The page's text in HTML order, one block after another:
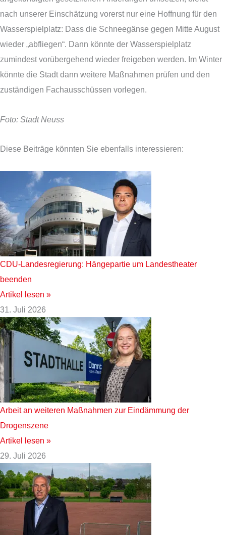
nach unserer Einschätzung vorerst nur eine Hoffnung für den
Wasserspielplatz: Dass die Schneegänse gegen Mitte August
wieder „abfliegen“. Dann könnte der Wasserspielplatz
zumindest vorübergehend wieder freigeben werden. Im Winter
könnte die Stadt dann weitere Maßnahmen prüfen und den
zuständigen Fachausschüssen vorlegen.
Foto: Stadt Neuss
Diese Beiträge könnten Sie ebenfalls interessieren:
CDU-Landesregierung: Hängepartie um Landestheater
beenden
Artikel lesen »
31. Juli 2026
Arbeit an weiteren Maßnahmen zur Eindämmung der
Drogenszene
Artikel lesen »
29. Juli 2026